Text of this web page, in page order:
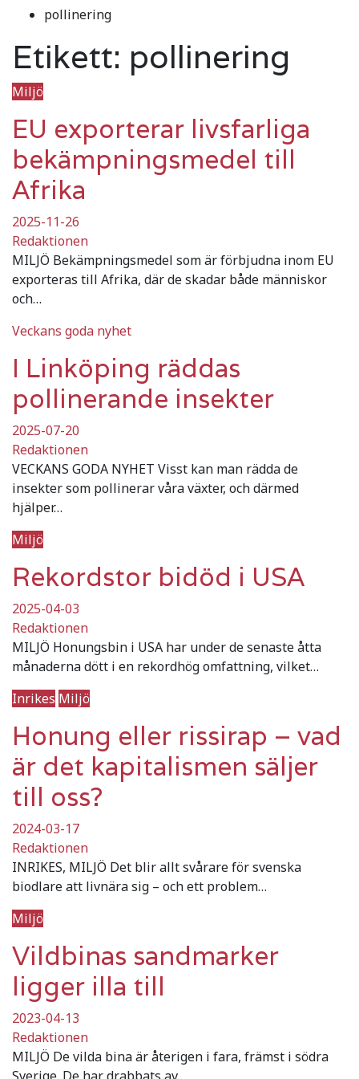
pollinering
Etikett: pollinering
Miljö
EU exporterar livsfarliga
bekämpningsmedel till
Afrika
2025-11-26
Redaktionen
MILJÖ Bekämpningsmedel som är förbjudna inom EU
exporteras till Afrika, där de skadar både människor
och…
Veckans goda nyhet
I Linköping räddas
pollinerande insekter
2025-07-20
Redaktionen
VECKANS GODA NYHET Visst kan man rädda de
insekter som pollinerar våra växter, och därmed
hjälper…
Miljö
Rekordstor bidöd i USA
2025-04-03
Redaktionen
MILJÖ Honungsbin i USA har under de senaste åtta
månaderna dött i en rekordhög omfattning, vilket…
Inrikes Miljö
Honung eller rissirap – vad
är det kapitalismen säljer
till oss?
2024-03-17
Redaktionen
INRIKES, MILJÖ Det blir allt svårare för svenska
biodlare att livnära sig – och ett problem…
Miljö
Vildbinas sandmarker
ligger illa till
2023-04-13
Redaktionen
MILJÖ De vilda bina är återigen i fara, främst i södra